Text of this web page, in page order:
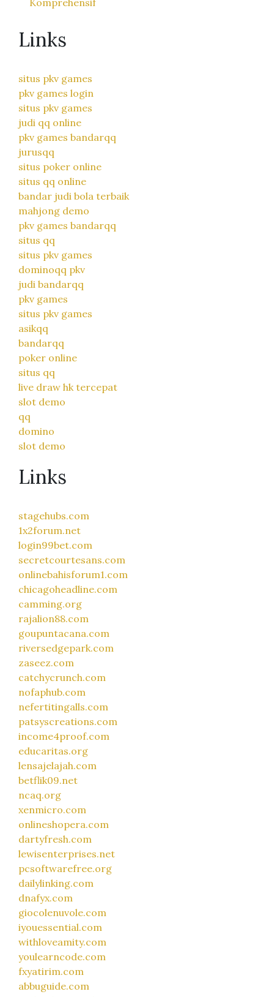
Links
situs pkv games
pkv games login
situs pkv games
judi qq online
pkv games bandarqq
jurusqq
situs poker online
situs qq online
bandar judi bola terbaik
mahjong demo
pkv games bandarqq
situs qq
situs pkv games
dominoqq pkv
judi bandarqq
pkv games
situs pkv games
asikqq
bandarqq
poker online
situs qq
live draw hk tercepat
slot demo
qq
domino
slot demo
Links
stagehubs.com
1x2forum.net
login99bet.com
secretcourtesans.com
onlinebahisforum1.com
chicagoheadline.com
camming.org
rajalion88.com
goupuntacana.com
riversedgepark.com
zaseez.com
catchycrunch.com
nofaphub.com
nefertitingalls.com
patsyscreations.com
income4proof.com
educaritas.org
lensajelajah.com
betflik09.net
ncaq.org
xenmicro.com
onlineshopera.com
dartyfresh.com
lewisenterprises.net
pcsoftwarefree.org
dailylinking.com
dnafyx.com
giocolenuvole.com
iyouessential.com
withloveamity.com
youlearncode.com
fxyatirim.com
abbuguide.com